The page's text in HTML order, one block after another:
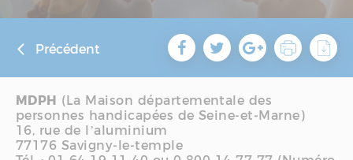
Précédent
MDPH (La Maison départementale des
personnes handicapées de Seine-et-Marne)
16, rue de l’aluminium
77176 Savigny-le-temple